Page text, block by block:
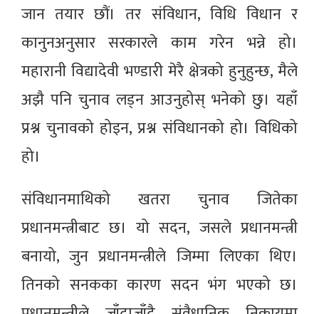
जान तयार छौं। तर संविधान, विधि विधान र
कानुनअनुसार सरकारले काम गरेन भन्ने हो।
महारानी विद्यादेवी भण्डारी मेरै क्षेत्रको हुनुहुन्छ, मैले
अझै पनि चुनाव लड्न आउनुहोस् भनेको छु। यहाँ
प्रश्न चुनावको होइन, प्रश्न संविधानको हो। विधिको
हो।
संविधानमाथिको खतरा चुनाव जितेका
प्रधानमन्त्रीबाट छ। यो सदन‚ जसले प्रधानमन्त्री
बनायो, जुन प्रधानमन्त्रीले जिम्मा लिएका थिए।
तिनको सनकका कारण सदन भंग भएको छ।